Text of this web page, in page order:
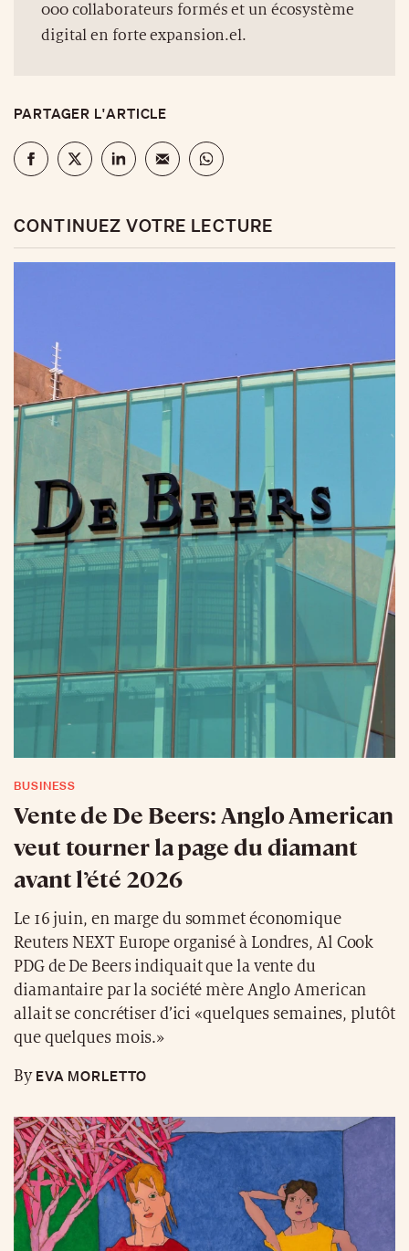
000 collaborateurs formés et un écosystème
digital en forte expansion.el.
PARTAGER L'ARTICLE
CONTINUEZ VOTRE LECTURE
BUSINESS
Vente de De Beers: Anglo American
veut tourner la page du diamant
avant l’été 2026
Le 16 juin, en marge du sommet économique
Reuters NEXT Europe organisé à Londres, Al Cook
PDG de De Beers indiquait que la vente du
diamantaire par la société mère Anglo American
allait se concrétiser d’ici «quelques semaines, plutôt
que quelques mois.»
ByEVA MORLETTO